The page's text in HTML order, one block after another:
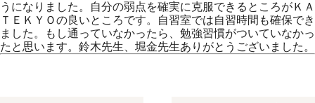
うになりました。自分の弱点を確実に克服できるところがＫＡ
ＴＥＫＹＯの良いところです。自習室では自習時間も確保でき
ました。もし通っていなかったら、勉強習慣がついていなかっ
たと思います。鈴木先生、堀金先生ありがとうございました。